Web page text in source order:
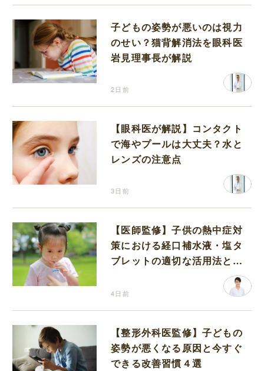
子どもの姿勢が悪いのは視力
のせい？猫背解消法を眼科医
岩見理事長が解説
2日前
【眼科医が解説】コンタクト
で海やプールは大丈夫？水と
レンズの注意点
3日前
【医師監修】子供の熱中症対
策における経口補水液・塩タ
ブレットの適切な活用法と水
4日前
【整形外科医監修】子どもの
姿勢が悪くなる原因と今すぐ
できる改善習慣４選